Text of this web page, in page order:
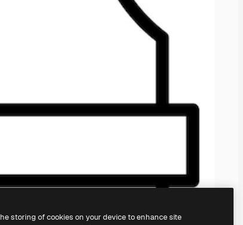
storing of cookies on your device to enhance site